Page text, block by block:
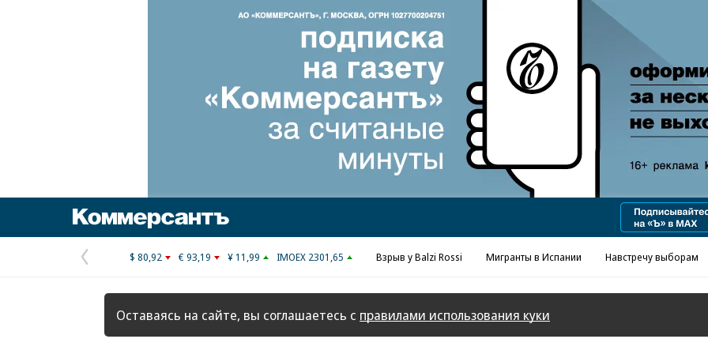
Предыдущая
страница
$ 80,92 € 93,19 ¥ 11,99 IMOEX 2301,65 Взрыв у Balzi Rossi Мигранты в Испании Навстречу выборам
Оставаясь на сайте, вы соглашаетесь с правилами использования куки